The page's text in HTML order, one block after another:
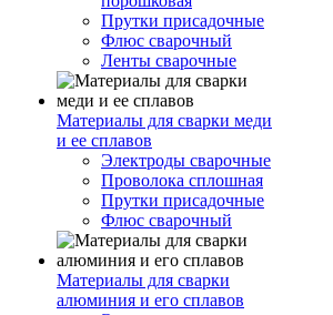
Прутки присадочные
Флюс сварочный
Ленты сварочные
Материалы для сварки меди
и ее сплавов
Электроды сварочные
Проволока сплошная
Прутки присадочные
Флюс сварочный
Материалы для сварки
алюминия и его сплавов